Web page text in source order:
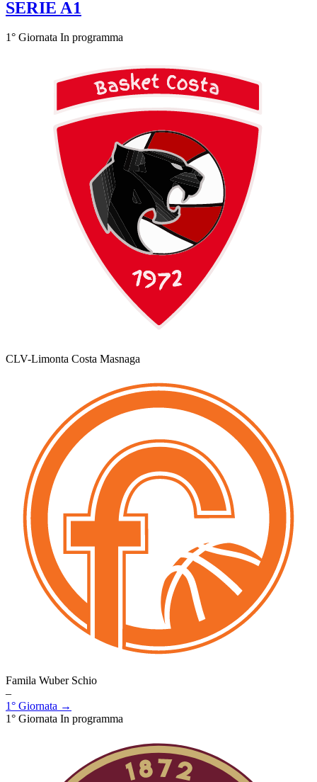
SERIE A1
1° Giornata In programma
CLV-Limonta Costa Masnaga
Famila Wuber Schio
–
1° Giornata →
1° Giornata In programma